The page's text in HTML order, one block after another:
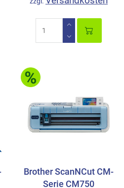
Brother ScanNCut CM-
Serie CM750